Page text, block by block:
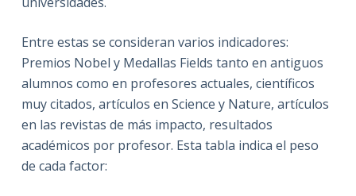
Entre estas se consideran varios indicadores:
Premios Nobel y Medallas Fields tanto en antiguos
alumnos como en profesores actuales, científicos
muy citados, artículos en Science y Nature, artículos
en las revistas de más impacto, resultados
académicos por profesor. Esta tabla indica el peso
de cada factor: